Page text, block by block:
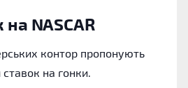
NASCAR
контор пропонують
на гонки.